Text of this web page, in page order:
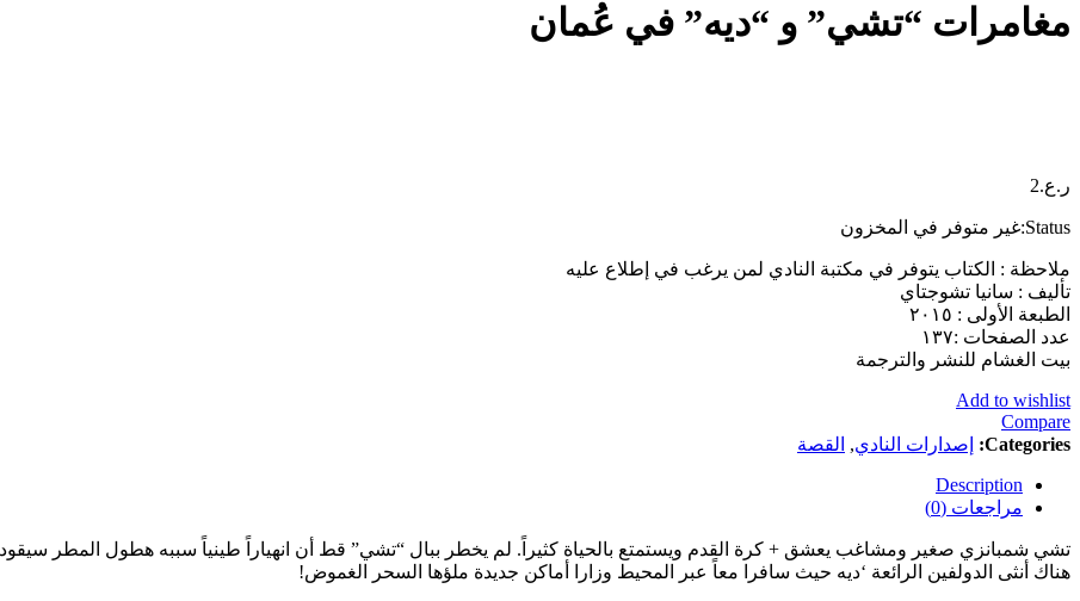
مغامرات “تشي” و “ديه” في عُمان
ر.ع.2
Status: غير متوفر في المخزون
ملاحظة : الكتاب يتوفر في مكتبة النادي لمن يرغب في إطلاع عليه
تأليف : سانيا تشوجتاي
الطبعة الأولى : ٢٠١٥
عدد الصفحات :١٣٧
بيت الغشام للنشر والترجمة
Add to wishlist
Compare
Categories:
إصدارات النادي, القصة
Description
مراجعات (0)
تشي شمبانزي صغير ومشاغب يعشق + كرة القدم ويستمتع بالحياة كثيراً. لم يخطر ببال “تشي” قط أن انهياراً طينياً سببه هطول المطر
هناك أنثى الدولفين الرائعة ‘ديه حيث سافرا معاً عبر المحيط وزارا أماكن جديدة ملؤها السحر الغموض!